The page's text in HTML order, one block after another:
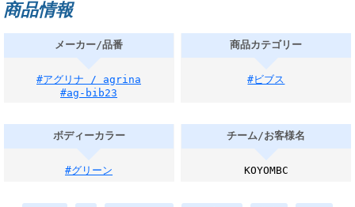
商品情報
メーカー/品番
#アグリナ / agrina
#ag-bib23
商品カテゴリー
#ビブス
ボディーカラー
#グリーン
チーム/お客様名
KOYOMBC